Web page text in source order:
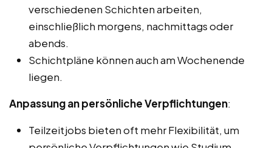
verschiedenen Schichten arbeiten,
einschließlich morgens, nachmittags oder
abends.
Schichtpläne können auch am Wochenende
liegen.
Anpassung an persönliche Verpflichtungen:
Teilzeitjobs bieten oft mehr Flexibilität, um